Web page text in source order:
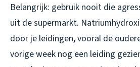
Belangrijk: gebruik nooit die
uit de supermarkt.
door je leidingen, vooral de
vorige week nog een leiding